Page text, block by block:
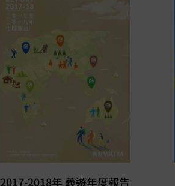
2017-2018年 義遊年度報告